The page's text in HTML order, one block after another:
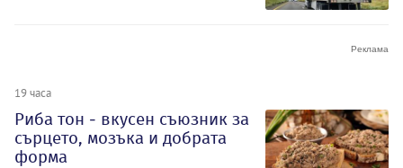
19 часа
Риба тон - вкусен съюзник за
сърцето, мозъка и добрата
форма